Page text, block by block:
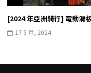
[2024 年亞洲騎行] 電動滑
17 5 月, 2024